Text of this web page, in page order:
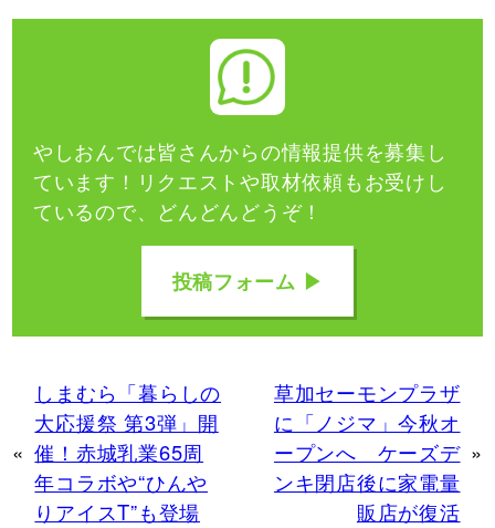
やしおんでは皆さんからの情報提供を募集し
ています！ リクエストや取材依頼もお受けし
ているので、どんどんどうぞ！
投稿フォーム ▶
«
しまむら「暮らしの
大応援祭 第3弾」開
催！赤城乳業65周
年コラボや“ひんや
りアイスT”も登場
草加セーモンプラザ
に「ノジマ」今秋オ
ープンへ ケーズデ
ンキ閉店後に家電量
販店が復活
»